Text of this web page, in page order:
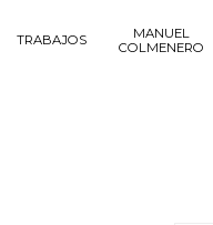
TRABAJOS
MANUEL
COLMENERO